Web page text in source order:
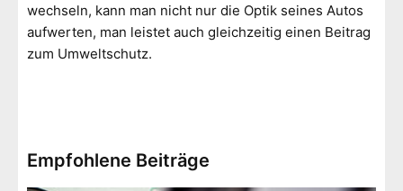
wechseln, kann man nicht nur die Optik seines Autos
aufwerten, man leistet auch gleichzeitig einen Beitrag
zum Umweltschutz.
Empfohlene Beiträge